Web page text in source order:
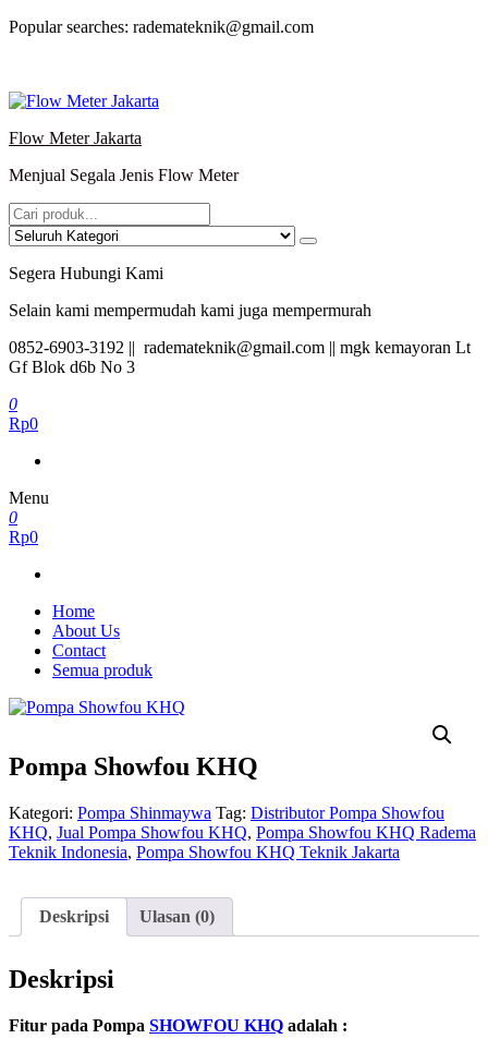
Lompat
Popular searches: rademateknik@gmail.com
Flow Meter Jakarta
Menjual Segala Jenis Flow Meter
Segera Hubungi Kami
Selain kami mempermudah kami juga mempermurah
0852-6903-3192 || rademateknik@gmail.com || mgk kemayoran Lt
Gf Blok d6b No 3
0
Rp0
Menu
0
Rp0
Home
About Us
Contact
Semua produk
Pompa Showfou KHQ
Kategori: Pompa Shinmaywa Tag: Distributor Pompa Showfou
KHQ, Jual Pompa Showfou KHQ, Pompa Showfou KHQ Radema
Teknik Indonesia, Pompa Showfou KHQ Teknik Jakarta
Deskripsi Ulasan (0)
Deskripsi
Fitur pada Pompa SHOWFOU KHQ adalah :